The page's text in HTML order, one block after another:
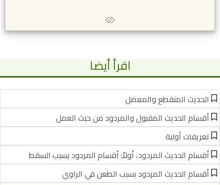
اقرأ أيضا
الحديث المنقطع والمعضل
أقسام الحديث المقبول والمردود من حيث العمل
تعريفات أولية
أقسام الحديث المردود، أولاً: أقسام المردود بسبب السقط
أقسام الحديث المردود بسبب الطعن في الراوي